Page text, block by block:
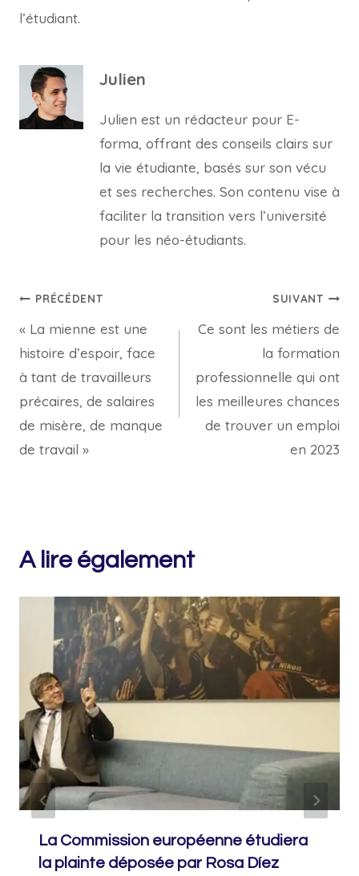
l’étudiant.
Julien
Julien est un rédacteur pour E-
forma, offrant des conseils clairs sur
la vie étudiante, basés sur son vécu
et ses recherches. Son contenu vise à
faciliter la transition vers l’université
pour les néo-étudiants.
Navigation
de
l’article
PRÉCÉDENT
« La mienne est une
histoire d’espoir, face
à tant de travailleurs
précaires, de salaires
de misère, de manque
de travail »
SUIVANT
Ce sont les métiers de
la formation
professionnelle qui ont
les meilleures chances
de trouver un emploi
en 2023
A lire également
La Commission européenne étudiera
la plainte déposée par Rosa Díez